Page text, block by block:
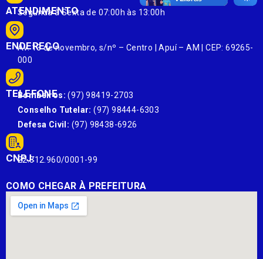
ATENDIMENTO
Segunda à Sexta de 07:00h às 13:00h
ENDEREÇO
Av. 13 de novembro, s/nº – Centro | Apuí – AM | CEP: 69265-
000
TELEFONE
Bombeiros: (97) 98419-2703
Conselho Tutelar: (97) 98444-6303
Defesa Civil: (97) 98438-6926
CNPJ:
22.812.960/0001-99
COMO CHEGAR À PREFEITURA